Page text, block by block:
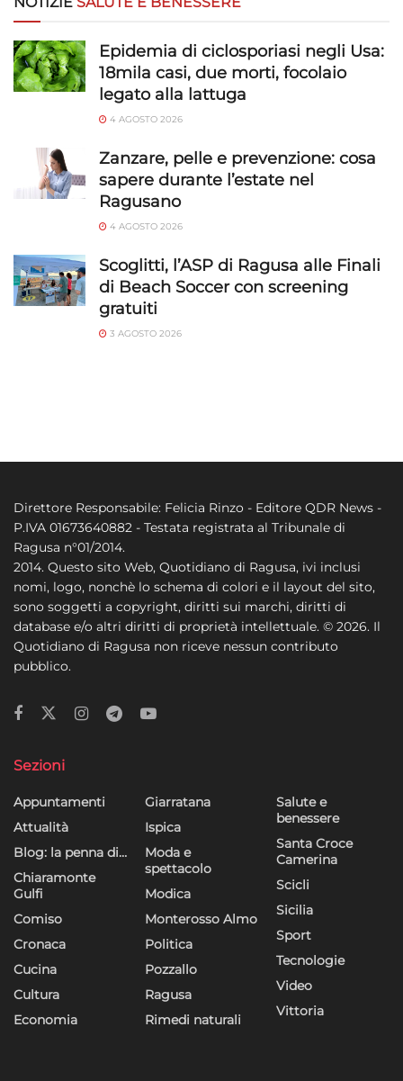
Epidemia di ciclosporiasi negli Usa:
18mila casi, due morti, focolaio
legato alla lattuga
4 AGOSTO 2026
Zanzare, pelle e prevenzione: cosa
sapere durante l’estate nel
Ragusano
4 AGOSTO 2026
Scoglitti, l’ASP di Ragusa alle Finali
di Beach Soccer con screening
gratuiti
3 AGOSTO 2026
Direttore Responsabile: Felicia Rinzo - Editore QDR News -
P.IVA 01673640882 - Testata registrata al Tribunale di
Ragusa n°01/2014.
2014. Questo sito Web, Quotidiano di Ragusa, ivi inclusi
nomi, logo, nonchè lo schema di colori e il layout del sito,
sono soggetti a copyright, diritti sui marchi, diritti di
database e/o altri diritti di proprietà intellettuale. © 2026. Il
Quotidiano di Ragusa non riceve nessun contributo
pubblico.
Sezioni
Appuntamenti
Attualità
Blog: la penna di…
Chiaramonte
Gulfi
Comiso
Cronaca
Cucina
Cultura
Economia
Giarratana
Ispica
Moda e
spettacolo
Modica
Monterosso Almo
Politica
Pozzallo
Ragusa
Rimedi naturali
Salute e
benessere
Santa Croce
Camerina
Scicli
Sicilia
Sport
Tecnologie
Video
Vittoria